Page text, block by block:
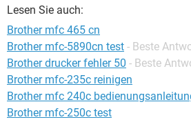
FACEBOOK
Lesen Sie auch:
Brother mfc 465 cn
Brother mfc-5890cn test - Beste
Brother drucker fehler 50 - Beste
Brother mfc-235c reinigen
Brother mfc 240c
Brother mfc-250c test